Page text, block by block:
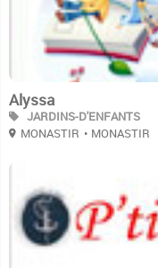
Alyssa
JARDINS-D'ENFANTS
MONASTIR • MONASTIR